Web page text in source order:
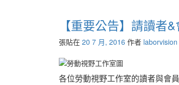
【重要公告】請讀者
張貼在 20 7 月, 2016 作者 laborvision
各位勞動視野工作室的讀者與會員